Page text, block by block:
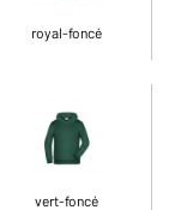
royal-foncé
vert-foncé